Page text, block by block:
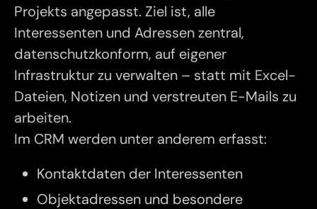
Projekts angepasst. Ziel ist, alle
Interessenten und Adressen zentral,
datenschutzkonform, auf eigener
Infrastruktur zu verwalten – statt mit Excel-
Dateien, Notizen und verstreuten E-Mails zu
arbeiten.
Im CRM werden unter anderem erfasst:
Kontaktdaten der Interessenten
Objektadressen und besondere